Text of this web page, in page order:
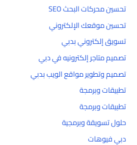
تحسين محركات البحث SEO
تحسين موقعك الإلكتروني
تسويق إلكتروني بدبي
تصميم متاجر إلكترونيه في دبي
تصميم وتطوير مواقع الويب بدبي
تطبيقات وبرمجة
تطبيقات وبرمجة
حلول تسويقة وبرمجية
دبي فيوهات